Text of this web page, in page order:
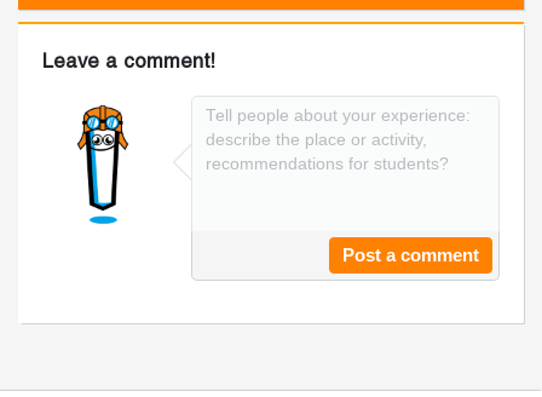
Leave a comment!
Post a comment